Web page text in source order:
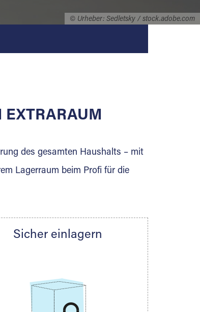
© Urheber: Sedletsky / stock.adobe.com
jetzt Extraraum Partner und
EXTRARAUM
des gesamten Haushalts – mit
Lagerraum beim Profi für die
Sicher einlagern